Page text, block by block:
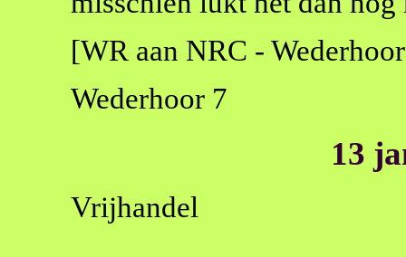
[WR aan NRC -
Wederhoor 7
13
Vrijhandel